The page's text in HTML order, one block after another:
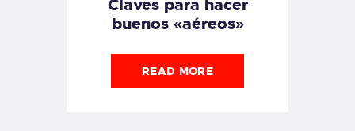
Claves para hacer
buenos «aéreos»
READ MORE